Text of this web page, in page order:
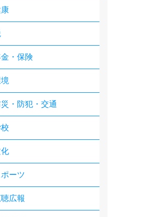
・保険
災・防犯・交通
ポーツ
聴広報